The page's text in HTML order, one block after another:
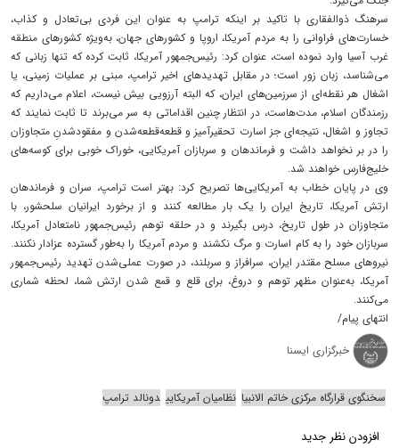
سرهنگ ذوالفقاری با تاکید بر اینکه ترامپ به عنوان این فردی بی‌تعادل و کذاب،
خسارت‌های فراوانی را به مردم آمریکا، اروپا و کشورهای جهان، به‌ویژه کشورهای منطقه
غرب آسیا وارد نموده است، عنوان کرد: رئیس‌جمهور آمریکا، ثابت کرده که تنها زبانی که
می‌شناسد، زبان زور است؛ در مقابل تهدیدهای اخیر ترامپ، مبنی بر عملیات زمینی، یا
اشغال هر نقطه‌ای از سرزمین‌های ایران، که البته آرزویی بیش نیست، اعلام می‌داریم که
رزمندگان اسلام، مدت‌هاست، در انتظار چنین اقداماتی به سر می‌برند تا ثابت نمایند که
تجاوز و اشغال، نتیجه‌ای جز اسارت تحقیرآمیز و قطعه‌قطعه‌شدن و مفقودشدنِ متجاوزان
را در بر نخواهد داشت و فرماندهان و سربازان آمریکایی، خوراک خوبی برای کوسه‌های
خلیج‌فارس خواهند شد.
وی در پایان خطاب به آمریکایی‌ها تصریح کرد: بهتر است ترامپ، سران و فرماندهان
ارتش آمریکا، تاریخ ایران را یک بار مطالعه کنند و از برخورد ایرانیان سلحشور، با
متجاوزان در طول تاریخ، درس بگیرند و در حلقه توهم رئیس‌جمهور نامتعادل آمریکا،
سربازان خود را به کام اسارت و مرگ نکشند و مردم آمریکا را به‌طور گسترده عزادار نکنند.
نیروهای مسلح مقتدر ایران، سرافراز و سربلند، در صورت عملی‌شدن تهدید رئیس‌جمهور
آمریکا، به‌عنوان مظهر توهم و دروغ، برای قلع و قمع شدن ارتش شما، لحظه شماری
می‌کنند.
انتهای پیام/
خبرگزاری ایسنا
سخنگوی قرارگاه مرکزی خاتم الانبیا نظامیان آمریکایی دونالد ترامپ
افزودن نظر جدید